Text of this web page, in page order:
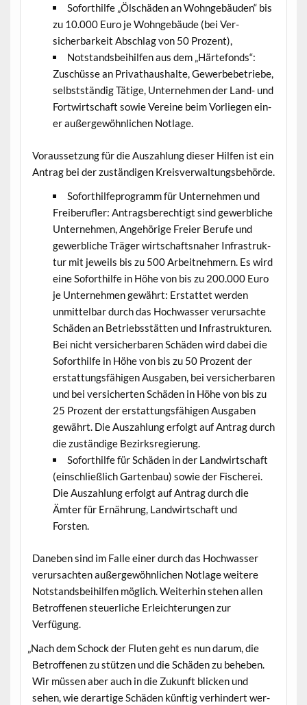
Soforthil­fe „Ölschä­den an Wohnge­bäu­den“ bis
zu 10.000 Euro je Wohnge­bäude (bei Ver­
sicherbarkeit Abschlag von 50 Prozent),
Not­stands­bei­hil­fen aus dem „Härte­fonds“:
Zuschüsse an Pri­vathaushalte, Gewer­be­be­triebe,
selb­st­ständig Tätige, Unternehmen der Land- und
Fortwirtschaft sowie Vere­ine beim Vor­liegen ein­
er außergewöhn­lichen Notlage.
Voraus­set­zung für die Auszahlung dieser Hil­fen ist ein
Antrag bei der zuständi­gen Kreisverwaltungsbehörde.
Soforthil­fe­pro­gramm für Unternehmen und
Freiberu­fler: Antrags­berechtigt sind gewerbliche
Unternehmen, Ange­hörige Freier Berufe und
gewerbliche Träger wirtschaft­sna­her Infra­struk­
tur mit jew­eils bis zu 500 Arbeit­nehmern. Es wird
eine Soforthil­fe in Höhe von bis zu 200.000 Euro
je Unternehmen gewährt: Erstat­tet wer­den
unmit­tel­bar durch das Hochwass­er verur­sachte
Schä­den an Betrieb­sstät­ten und Infra­struk­turen.
Bei nicht ver­sicherbaren Schä­den wird dabei die
Soforthil­fe in Höhe von bis zu 50 Prozent der
erstat­tungs­fähi­gen Aus­gaben, bei ver­sicherbaren
und bei ver­sicherten Schä­den in Höhe von bis zu
25 Prozent der erstat­tungs­fähi­gen Aus­gaben
gewährt. Die Auszahlung erfol­gt auf Antrag durch
die zuständi­ge Bezirksregierung.
Soforthil­fe für Schä­den in der Land­wirtschaft
(ein­schließlich Garten­bau) sowie der Fis­cherei.
Die Auszahlung erfol­gt auf Antrag durch die
Ämter für Ernährung, Land­wirtschaft und
Forsten.
Daneben sind im Falle ein­er durch das Hochwass­er
verur­sacht­en außergewöhn­lichen Not­lage weit­ere
Not­stands­bei­hil­fen möglich. Weit­er­hin ste­hen allen
Betrof­fe­nen steuer­liche Erle­ichterun­gen zur
Verfügung.
„Nach dem Schock der Fluten geht es nun darum, die
Betrof­fe­nen zu stützen und die Schä­den zu beheben.
Wir müssen aber auch in die Zukun­ft blick­en und
sehen, wie der­ar­tige Schä­den kün­ftig ver­hin­dert wer­